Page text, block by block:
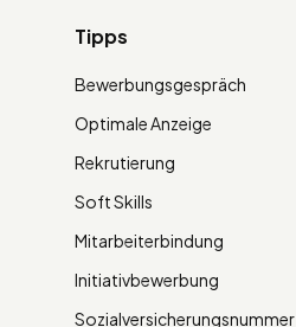
Tipps
Bewerbungsgespräch
Optimale Anzeige
Rekrutierung
Soft Skills
Mitarbeiterbindung
Initiativbewerbung
Sozialversicherungsnummer